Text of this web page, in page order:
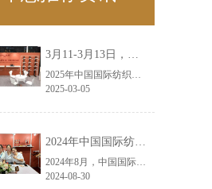
3月11-3月13日，华恩诚邀您共赴上海面辅料春夏展——华恩
2025年中国国际纺织面料及辅料（春夏）博览会即将盛大开启！感谢您对华恩品牌的关注！3.11-3.13，杭州华恩（LEMONLEE）诚邀您共赴这场春日的宴会！
2025-03-05
2024年中国国际纺织面料及辅料（秋冬）博览会完美收官！——华恩
2024年8月，中国国际纺织面料及辅料（秋冬）博览会完美收官！作为一家拥有30年历史的专业衣架制造商，我们非常荣幸能够参与这一盛会，并在此期间与众多客户进行了广泛而深入的交流。
2024-08-30